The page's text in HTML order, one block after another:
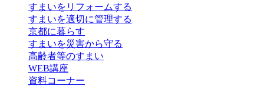
すまいをリフォームする
すまいを適切に管理する
京都に暮らす
すまいを災害から守る
高齢者等のすまい
WEB講座
資料コーナー